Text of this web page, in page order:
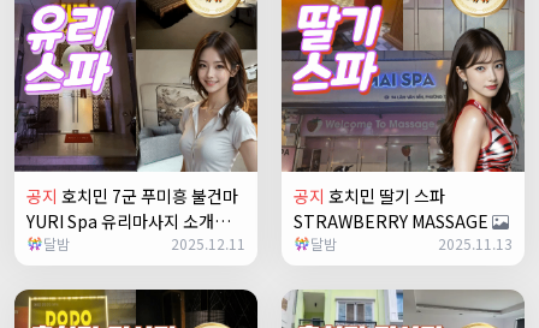
공지 호치민 7군 푸미흥 불건마
YURI Spa 유리마사지 소개
+1
달밤 2025.12.11
공지 호치민 딸기 스파
STRAWBERRY MASSAGE
달밤 2025.11.13